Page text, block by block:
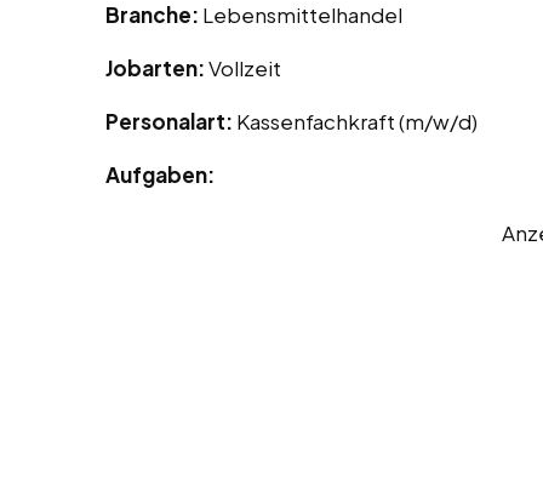
Branche: Lebensmittelhandel
Jobarten:Vollzeit
Personalart: Kassenfachkraft (m/w/d)
Aufgaben: